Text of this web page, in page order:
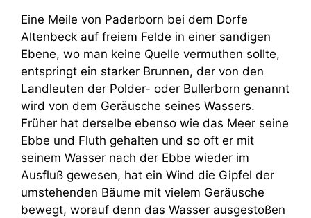
Eine Meile von Paderborn bei dem Dorfe
Altenbeck auf freiem Felde in einer sandigen
Ebene, wo man keine Quelle vermuthen sollte,
entspringt ein starker Brunnen, der von den
Landleuten der Polder- oder Bullerborn genannt
wird von dem Geräusche seines Wassers.
Früher hat derselbe ebenso wie das Meer seine
Ebbe und Fluth gehalten und so oft er mit
seinem Wasser nach der Ebbe wieder im
Ausfluß gewesen, hat ein Wind die Gipfel der
umstehenden Bäume mit vielem Geräusche
bewegt, worauf denn das Wasser ausgestoßen